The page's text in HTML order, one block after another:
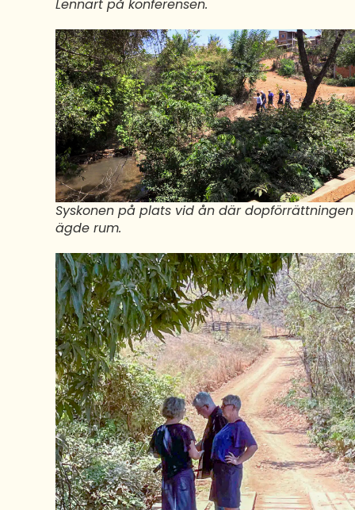
Lennart på konferensen.
Syskonen på plats vid ån där dopförrättningen
ägde rum.